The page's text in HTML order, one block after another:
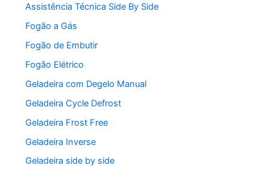
Assistência Técnica Side By Side
Fogão a Gás
Fogão de Embutir
Fogão Elétrico
Geladeira com Degelo Manual
Geladeira Cycle Defrost
Geladeira Frost Free
Geladeira Inverse
Geladeira side by side